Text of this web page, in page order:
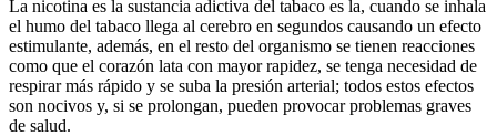
La nicotina es la sustancia adictiva del tabaco es la, cuando se inhala
el humo del tabaco llega al cerebro en segundos causando un efecto
estimulante, además, en el resto del organismo se tienen reacciones
como que el corazón lata con mayor rapidez, se tenga necesidad de
respirar más rápido y se suba la presión arterial; todos estos efectos
son nocivos y, si se prolongan, pueden provocar problemas graves
de salud.